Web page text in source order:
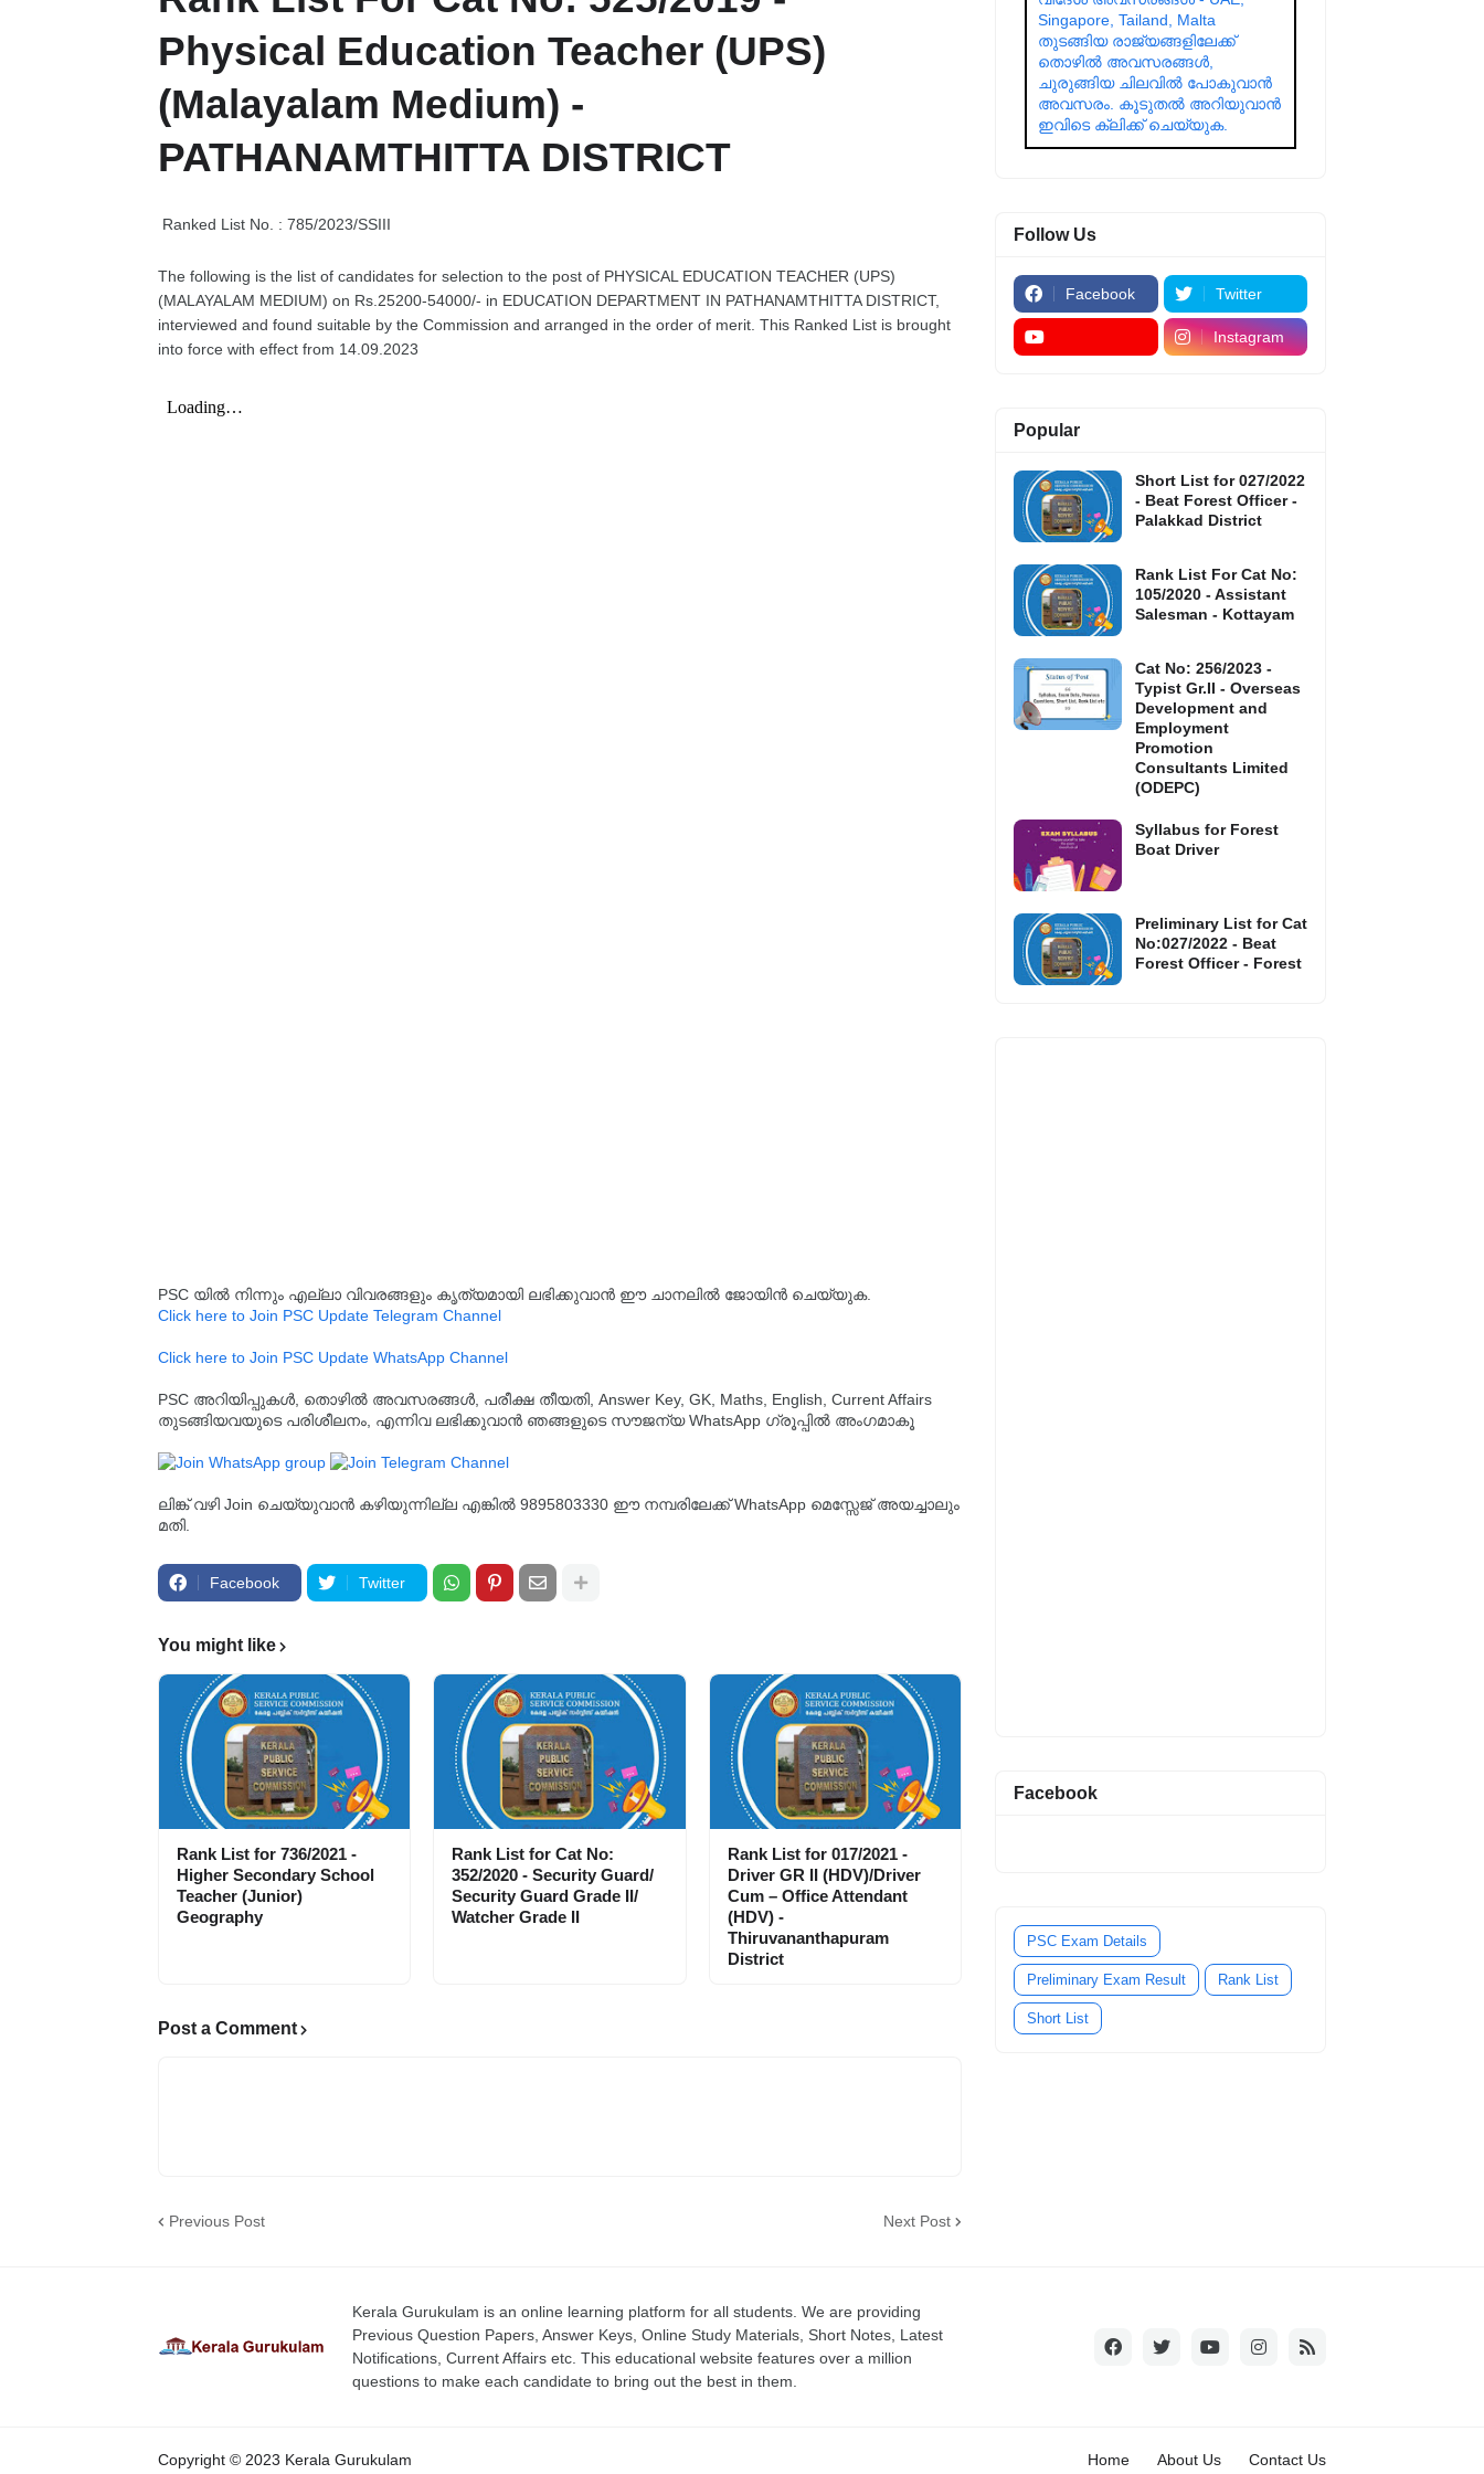
Physical Education Teacher (UPS)
(Malayalam Medium) -
PATHANAMTHITTA DISTRICT
Ranked List No. : 785/2023/SSIII
The following is the list of candidates for selection to the post of PHYSICAL EDUCATION TEACHER (UPS)
(MALAYALAM MEDIUM) on Rs.25200-54000/- in EDUCATION DEPARTMENT IN PATHANAMTHITTA DISTRICT,
interviewed and found suitable by the Commission and arranged in the order of merit. This Ranked List is brought
into force with effect from 14.09.2023
PSC യിൽ നിന്നും എല്ലാ വിവരങ്ങളും കൃത്യമായി ലഭിക്കുവാൻ ഈ ചാനലിൽ ജോയിൻ ചെയ്യുക.
Click here to Join PSC Update Telegram Channel
Click here to Join PSC Update WhatsApp Channel
PSC അറിയിപ്പുകൾ, തൊഴിൽ അവസരങ്ങൾ, പരീക്ഷ തീയതി, Answer Key, GK, Maths, English, Current Affairs
തുടങ്ങിയവയുടെ പരിശീലനം, എന്നിവ ലഭിക്കുവാൻ ഞങ്ങളുടെ സൗജന്യ WhatsApp ഗ്രൂപ്പിൽ അംഗമാകൂ
ലിങ്ക് വഴി Join ചെയ്യുവാൻ കഴിയുന്നില്ല എങ്കിൽ 9895803330 ഈ നമ്പരിലേക്ക് WhatsApp മെസ്സേജ് അയച്ചാലും
മതി.
Facebook Twitter
You might like
Rank List for 736/2021 -
Higher Secondary School
Teacher (Junior)
Geography
Rank List for Cat No:
352/2020 - Security Guard/
Security Guard Grade II/
Watcher Grade II
Rank List for 017/2021 -
Driver GR II (HDV)/Driver
Cum – Office Attendant
(HDV) -
Thiruvananthapuram
District
Post a Comment
Previous Post Next Post
Singapore, Tailand, Malta
തുടങ്ങിയ രാജ്യങ്ങളിലേക്ക്
തൊഴിൽ അവസരങ്ങൾ,
ചുരുങ്ങിയ ചിലവിൽ പോകുവാൻ
അവസരം. കൂടുതൽ അറിയുവാൻ
ഇവിടെ ക്ലിക്ക് ചെയ്യുക.
Follow Us
Facebook Twitter
Instagram
Popular
Short List for 027/2022
- Beat Forest Officer -
Palakkad District
Rank List For Cat No:
105/2020 - Assistant
Salesman - Kottayam
Cat No: 256/2023 -
Typist Gr.II - Overseas
Development and
Employment
Promotion
Consultants Limited
(ODEPC)
Syllabus for Forest
Boat Driver
Preliminary List for Cat
No:027/2022 - Beat
Forest Officer - Forest
Facebook
PSC Exam Details
Preliminary Exam Result Rank List
Short List
Kerala Gurukulam is an online learning platform for all students. We are providing
Previous Question Papers, Answer Keys, Online Study Materials, Short Notes, Latest
Notifications, Current Affairs etc. This educational website features over a million
questions to make each candidate to bring out the best in them.
Copyright © 2023 Kerala Gurukulam Home About Us Contact Us